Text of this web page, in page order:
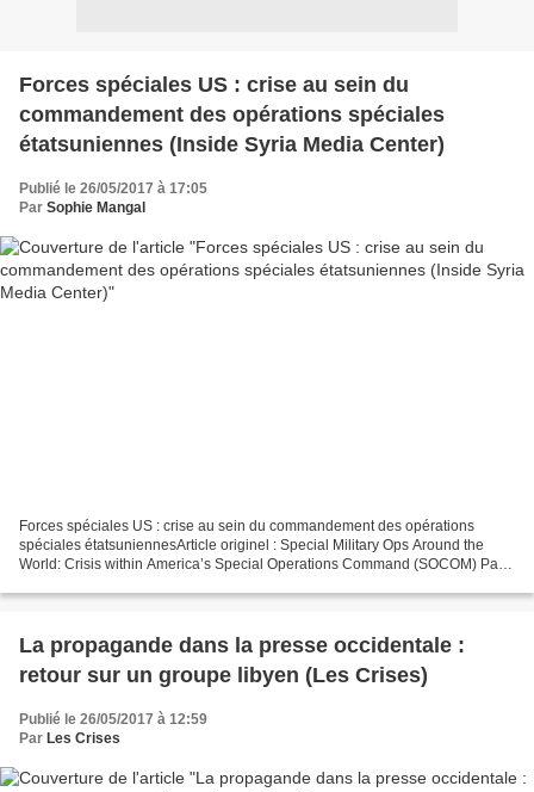
Forces spéciales US : crise au sein du
commandement des opérations spéciales
étatsuniennes (Inside Syria Media Center)
Publié le 26/05/2017 à 17:05
Par Sophie Mangal
Forces spéciales US : crise au sein du commandement des opérations
spéciales étatsuniennesArticle originel : Special Military Ops Around the
World: Crisis within America’s Special Operations Command (SOCOM) Par
La propagande dans la presse occidentale :
retour sur un groupe libyen (Les Crises)
Publié le 26/05/2017 à 12:59
Par Les Crises